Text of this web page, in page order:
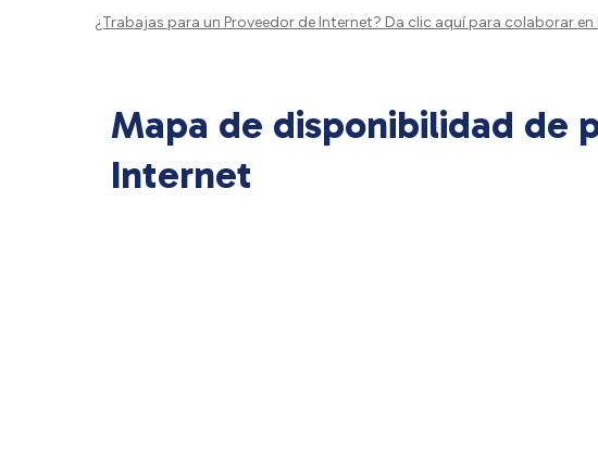
¿Trabajas para un Proveedor de Internet? Da clic aquípara colaborar en
Mapa de disponibilidad de
Internet